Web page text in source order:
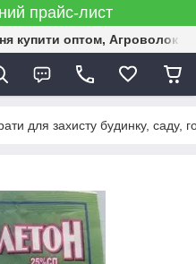
прайс-лист
купити оптом,
для захисту будинку, саду,